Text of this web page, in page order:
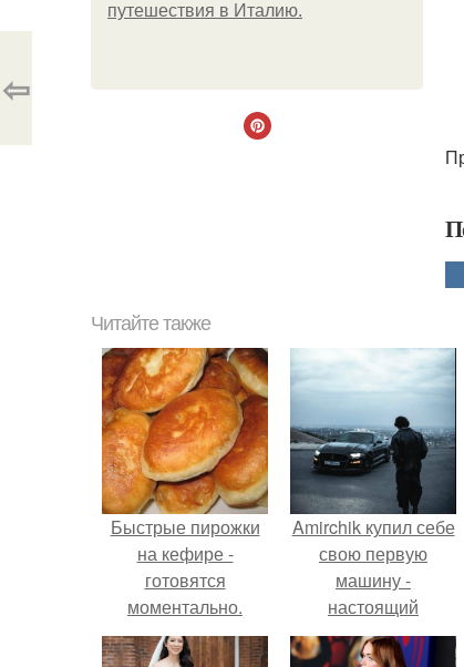
путешествия в Италию.
⇦
Читайте также
Быстрые пирожки
на кефире -
готовятся
моментально.
Amirchik купил себе
свою первую
машину -
настоящий
автомобиль мечты
для многих